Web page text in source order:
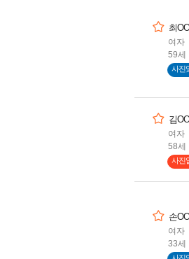
최OO
여자
59세
사진
김OO
여자
58세
사진
손OO
여자
33세